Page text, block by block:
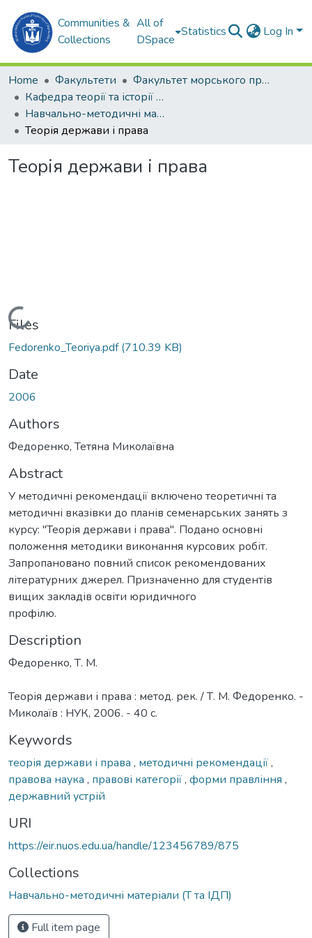
Communities &
Collections
All of
DSpace
Statistics Log In
Home Факультети
Факультет морського права (ФМП)
Кафедра теорії та історії держави та права (Т та ІДП)
Навчально-методичні матеріали (Т та ІДП)
Теорія держави і права
Теорія держави і права
Loading...
Files
Fedorenko_Teoriya.pdf(710.39 KB)
Date
2006
Authors
Федоренко, Тетяна Миколаївна
Abstract
У методичні рекомендації включено теоретичні та
методичні вказівки до планів семенарських занять з
курсу: "Теорія держави і права". Подано основні
положення методики виконання курсових робіт.
Запропановано повний список рекомендованих
літературних джерел. Призначенно для студентів
вищих закладів освіти юридичного
профілю.
Description
Федоренко, Т. М.
Теорія держави і права : метод. рек. / Т. М. Федоренко. -
Миколаїв : НУК, 2006. - 40 с.
Keywords
теорія держави і права , методичні рекомендації,
правова наука , правові категорії, форми правління ,
державний устрій
URI
https://eir.nuos.edu.ua/handle/123456789/875
Collections
Навчально-методичні матеріали (Т та ІДП)
Full item page